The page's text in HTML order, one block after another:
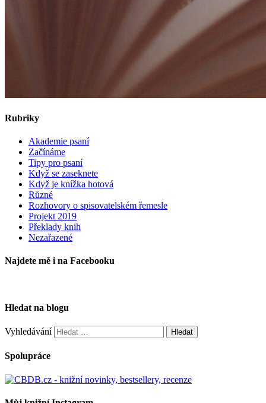
Rubriky
Akademie psaní
Začínáme
Tipy pro psaní
Když se zaseknete
Když je knížka hotová
Různé
Rozhovory o spisovatelském řemesle
Projekt 2019
Překlady knih
Nezařazené
Najdete mě i na Facebooku
Hledat na blogu
Vyhledávání
Spolupráce